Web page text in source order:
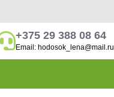
+375 29 388 08 64
Email: hodosok_lena@mail.ru